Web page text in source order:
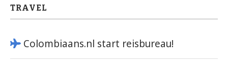
TRAVEL
Colombiaans.nl start reisbureau!